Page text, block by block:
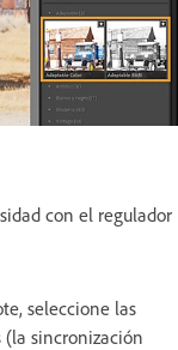
con el regulador
seleccione las
(la sincronización